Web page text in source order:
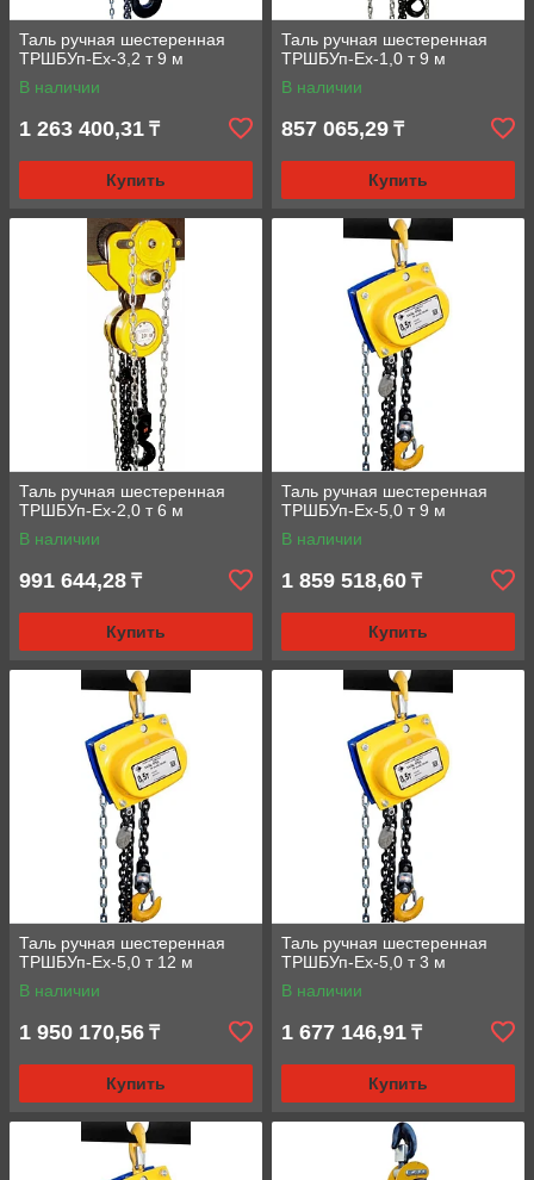
Таль ручная шестеренная
ТРШБУп-Ех-3,2 т 9 м
В наличии
1 263 400,31 ₸
Купить
Таль ручная шестеренная
ТРШБУп-Ех-1,0 т 9 м
В наличии
857 065,29 ₸
Купить
Таль ручная шестеренная
ТРШБУп-Ех-2,0 т 6 м
В наличии
991 644,28 ₸
Купить
Таль ручная шестеренная
ТРШБУп-Ех-5,0 т 9 м
В наличии
1 859 518,60 ₸
Купить
Таль ручная шестеренная
ТРШБУп-Ех-5,0 т 12 м
В наличии
1 950 170,56 ₸
Купить
Таль ручная шестеренная
ТРШБУп-Ех-5,0 т 3 м
В наличии
1 677 146,91 ₸
Купить